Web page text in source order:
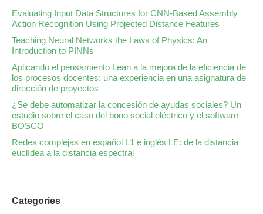
Evaluating Input Data Structures for CNN-Based Assembly
Action Recognition Using Projected Distance Features
Teaching Neural Networks the Laws of Physics: An
Introduction to PINNs
Aplicando el pensamiento Lean a la mejora de la eficiencia de
los procesos docentes: una experiencia en una asignatura de
dirección de proyectos
¿Se debe automatizar la concesión de ayudas sociales? Un
estudio sobre el caso del bono social eléctrico y el software
BOSCO
Redes complejas en español L1 e inglés LE: de la distancia
euclídea a la distancia espectral
Categories